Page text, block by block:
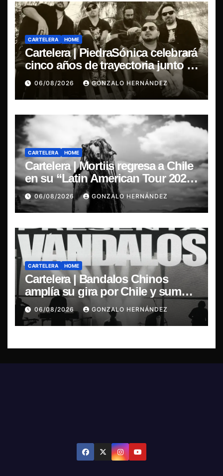
CARTELERA HOME
Cartelera | PiedraSónica celebrará
cinco años de trayectoria junto a
The Ganjas en el Bar de René
06/08/2026 GONZALO HERNÁNDEZ
CARTELERA HOME
Cartelera | Mortiis regresa a Chile
en su “Latin American Tour 2026”
y exclusivo show en Sala RBX
06/08/2026 GONZALO HERNÁNDEZ
CARTELERA HOME
Cartelera | Bandalos Chinos
amplía su gira por Chile y suma
concierto en Concepción
06/08/2026 GONZALO HERNÁNDEZ